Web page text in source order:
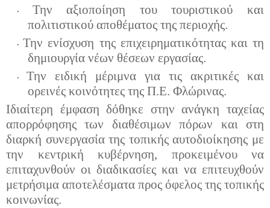
• Την αξιοποίηση του τουριστικού και
πολιτιστικού αποθέματος της περιοχής.
• Την ενίσχυση της επιχειρηματικότητας και τη
δημιουργία νέων θέσεων εργασίας.
• Την ειδική μέριμνα για τις ακριτικές και
ορεινές κοινότητες της Π.Ε. Φλώρινας.
Ιδιαίτερη έμφαση δόθηκε στην ανάγκη ταχείας
απορρόφησης των διαθέσιμων πόρων και στη
διαρκή συνεργασία της τοπικής αυτοδιοίκησης με
την κεντρική κυβέρνηση, προκειμένου να
επιταχυνθούν οι διαδικασίες και να επιτευχθούν
μετρήσιμα αποτελέσματα προς όφελος της τοπικής
κοινωνίας.